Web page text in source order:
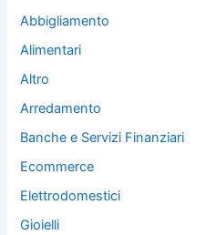
Abbigliamento
Alimentari
Altro
Arredamento
Banche e Servizi Finanziari
Ecommerce
Elettrodomestici
Gioielli